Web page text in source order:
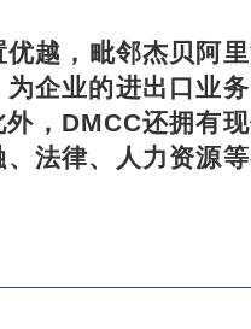
越，毗邻杰贝阿
企业的进出口业
，DMCC还拥有
法律、人力资源